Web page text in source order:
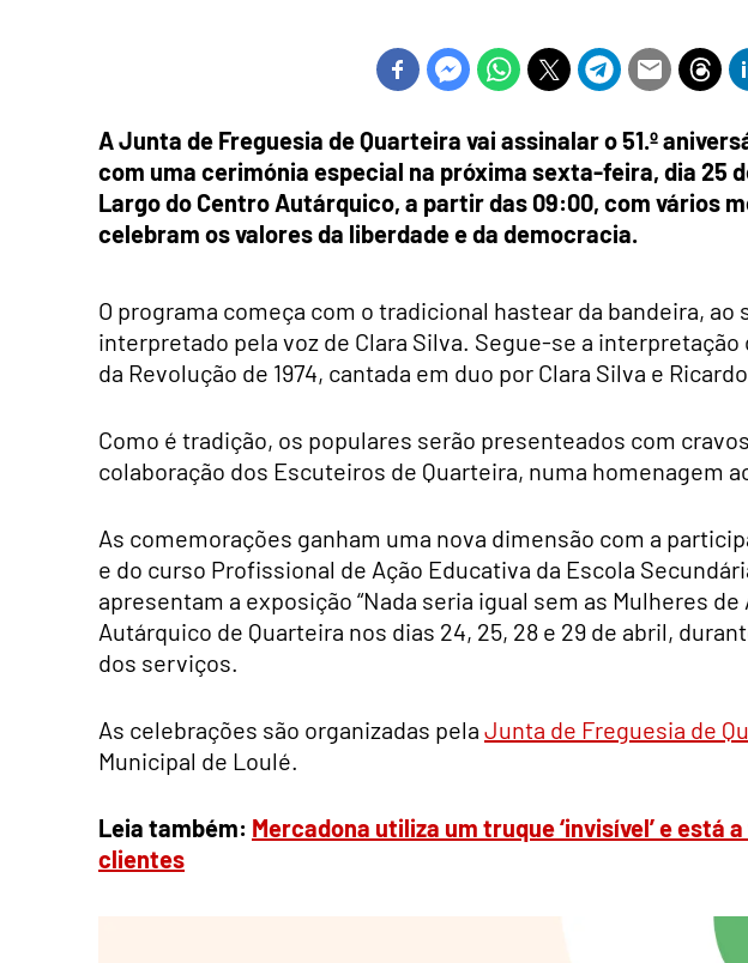
A Junta de Freguesia de Quarteira vai assinalar o 51.º
com uma cerimónia especial na próxima sexta-feira, dia 25
Largo do Centro Autárquico, a partir das 09:00, com vários
celebram os valores da liberdade e da democracia.
O programa começa com o tradicional hastear da bandeira, ao
interpretado pela voz de Clara Silva. Segue-se a interpretação
da Revolução de 1974, cantada em duo por Clara Silva e Ricardo
Como é tradição, os populares serão presenteados com
colaboração dos Escuteiros de Quarteira, numa homenagem
As comemorações ganham uma nova dimensão com a
e do curso Profissional de Ação Educativa da Escola
apresentam a exposição “Nada seria igual sem as Mulheres
Autárquico de Quarteira nos dias 24, 25, 28 e 29 de abril,
dos serviços.
As celebrações são organizadas pela Junta de Freguesia de
Municipal de Loulé.
Leia também: Mercadona utiliza um truque ‘invisível’ e está
clientes